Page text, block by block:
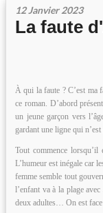
12 Janvier 2023
La faute
À qui la faute ? C’est ma
ce roman. D’abord
un jeune garçon vers
gardant une ligne qui
Tout commence
L’humeur est inégale car
femme semble tout
l’enfant va à la plage
deux adultes… On est